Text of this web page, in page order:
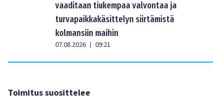
vaaditaan tiukempaa valvontaa ja
turvapaikkakäsittelyn siirtämistä
kolmansiin maihin
07.08.2026 | 09:21
Toimitus suosittelee